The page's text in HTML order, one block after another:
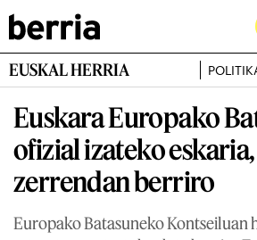
EUSKAL HERRIA
Euskara Europako
ofizial izateko
zerrendan berriro
Europako Batasuneko Kontseiluan